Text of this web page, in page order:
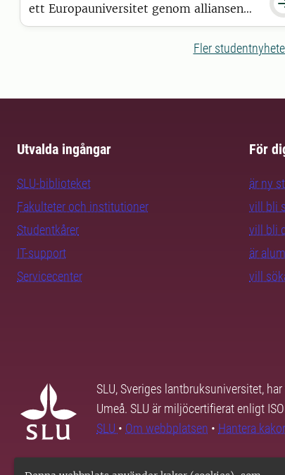
universitet och högskolor.
ett Europauniversitet genom alliansen
ELLS. Det är Europeiska kommissionen
som har beslutat att bevilja alliansen
Fler
Utvalda ingångar
SLU-biblioteket
Fakulteter och institutioner
Studentkårer
IT-support
Servicecenter
För
är ny
vill bli
vill bli
är
vill
SLU, Sveriges lantbruksuniversitet,
Umeå. SLU är miljöcertifierat enligt
SLU • Om webbplatsen • Hantera kakor